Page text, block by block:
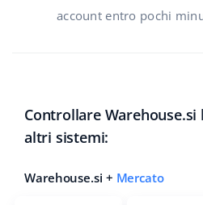
account entro pochi
Controllare
altri sistemi:
Warehouse.si + Mercato